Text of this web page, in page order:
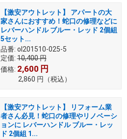
【激安アウトレット】 アパートの大
家さんにおすすめ！蛇口の修理などに
レバーハンドル ブルー・レッド 2個組
5セット...
品番: ol201510-025-5
定価: 10,400円
価格: 2,600 円
2,860 円 （税込）
【激安アウトレット】 リフォーム業
者さん必見！蛇口の修理やリノベーシ
ョンに レバーハンドル ブルー・レッ
ド 2個組 1...